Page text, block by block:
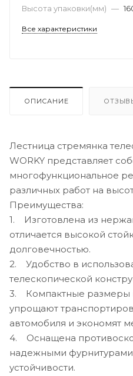
Высота упаковки(мм) —
Все характеристики
ОПИСАНИЕ
Лестница стремянка
WORKY представляет
многофункциональное
различных работ на
Преимущества:
1. Изготовлена из
отличается высокой
долговечностью.
2. Удобство в
телескопической
3. Компактные размеры
упрощают
автомобиля и экономят
4. Оснащена
надежными
устойчивости.